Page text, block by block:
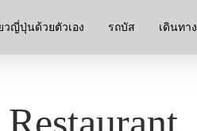
วญี่ปุ่นด้วยตัวเอง รถบัส เดินทาง